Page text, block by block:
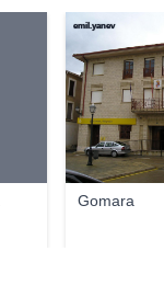
Gomara
emil.yanev